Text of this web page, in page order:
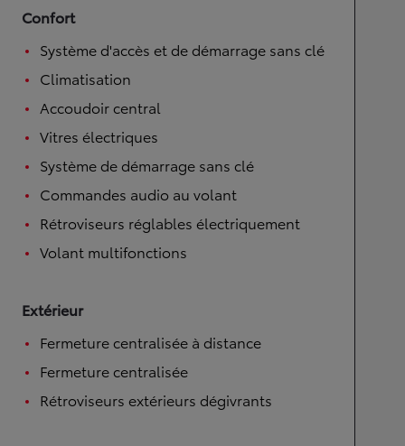
Confort
Système d'accès et de démarrage sans clé
Climatisation
Accoudoir central
Vitres électriques
Système de démarrage sans clé
Commandes audio au volant
Rétroviseurs réglables électriquement
Volant multifonctions
Extérieur
Fermeture centralisée à distance
Fermeture centralisée
Rétroviseurs extérieurs dégivrants